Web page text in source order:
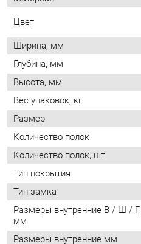
Высота, мм
Вес упаковок, кг
Размер
Количество полок
Количество полок, шт
Тип покрытия
Тип замка
Размеры внутренние В / Ш / Г,
мм
Размеры внутренние мм
(вхшхг)
Объём, л
Гарантия
Класс взломостойкости
Гарантия на замок